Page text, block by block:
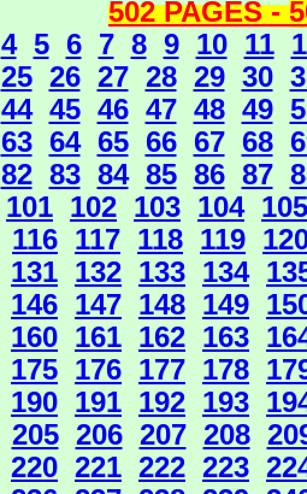
502 PAGES -
4 5 6 7 8 9 10 11
25 26 27 28 29 30
44 45 46 47 48 49
63 64 65 66 67 68
82 83 84 85 86 87
101 102 103 104 105
116 117 118 119
131 132 133 134
146 147 148 149
160 161 162 163
175 176 177 178
190 191 192 193
205 206 207 208
220 221 222 223